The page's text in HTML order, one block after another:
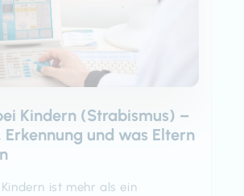
Kindern (Strabismus) –
Erkennung und was Eltern
ist mehr als ein